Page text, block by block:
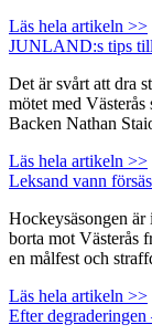
Läs hela artikeln >>
JUNLAND:s tips till
Det är svårt att dra
mötet med
Backen Nathan
Läs hela artikeln >>
Leksand vann
Hockeysäsongen är
borta mot Västerås
en målfest och
Läs hela artikeln >>
Efter